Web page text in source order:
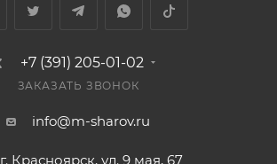
+7 (391) 205-01-02
ЗАКАЗАТЬ ЗВОНОК
info@m-sharov.ru
г. Красноярск, ул. 9 мая, 67